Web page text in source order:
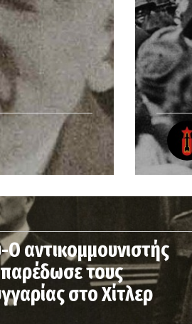
αντικομμουνιστής
τους
στο Χίτλερ